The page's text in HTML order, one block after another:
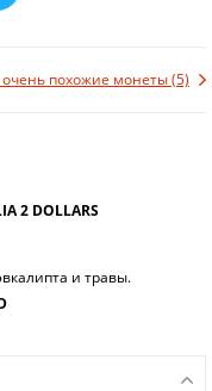
похожие монеты (5)
2 DOLLARS
и травы.